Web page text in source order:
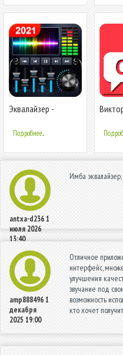
Эквалайзер -
усилитель
громкости
Подробнее...
antxa-d2361
июля 2026
13:40
Имба
amp8884961
декабря
2025 19:00
Отличное
интерфейс,
улучшения
звучание под
возможность
кто хочет